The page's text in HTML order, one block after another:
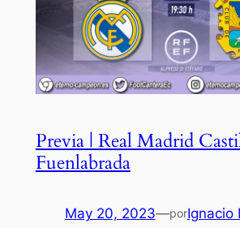
Previa | Real Madrid
Fuenlabrada
May 20, 2023—porIgnacio